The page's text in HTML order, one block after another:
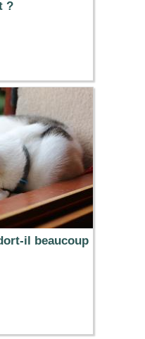
?
il beaucoup